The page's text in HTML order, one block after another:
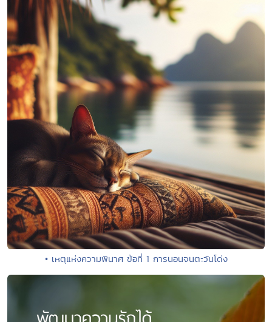
• เหตุแห่งความพินาศ ข้อที่ 1 การนอนจนตะวันโด่ง